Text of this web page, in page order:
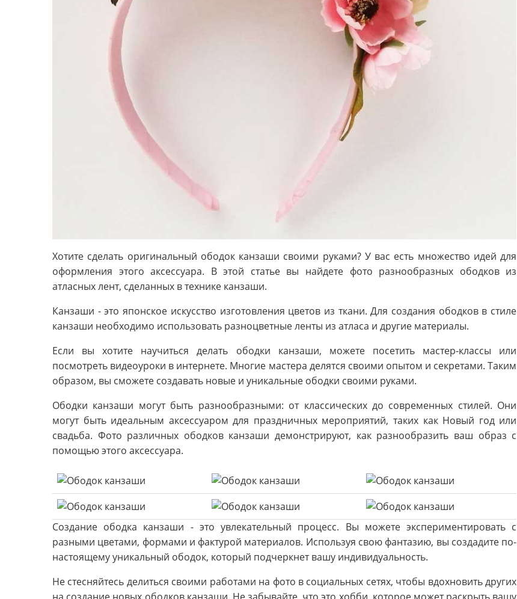
Хотите сделать оригинальный ободок канзаши своими руками? У вас есть множество идей для
оформления этого аксессуара. В этой статье вы найдете фото разнообразных ободков из
атласных лент, сделанных в технике канзаши.
Канзаши - это японское искусство изготовления цветов из ткани. Для создания ободков в стиле
канзаши необходимо использовать разноцветные ленты из атласа и другие материалы.
Если вы хотите научиться делать ободки канзаши, можете посетить мастер-классы или
посмотреть видеоуроки в интернете. Многие мастера делятся своими опытом и секретами. Таким
образом, вы сможете создавать новые и уникальные ободки своими руками.
Ободки канзаши могут быть разнообразными: от классических до современных стилей. Они
могут быть идеальным аксессуаром для праздничных мероприятий, таких как Новый год или
свадьба. Фото различных ободков канзаши демонстрируют, как разнообразить ваш образ с
помощью этого аксессуара.
Создание ободка канзаши - это увлекательный процесс. Вы можете экспериментировать с
разными цветами, формами и фактурой материалов. Используя свою фантазию, вы создадите по-
настоящему уникальный ободок, который подчеркнет вашу индивидуальность.
Не стесняйтесь делиться своими работами на фото в социальных сетях, чтобы вдохновить других